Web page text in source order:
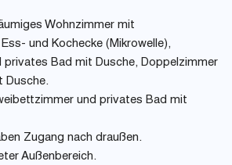
Wohnzimmer mit
und Kochecke (Mikrowelle),
privates Bad mit Dusche, Doppelzimmer
Dusche.
und privates Bad mit
Zugang nach draußen.
Außenbereich.